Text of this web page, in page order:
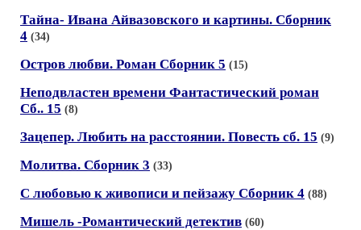
Тайна- Ивана Айвазовского и картины. Сборник
4 (34)
Остров любви. Роман Сборник 5 (15)
Неподвластен времени Фантастический роман
Сб.. 15 (8)
Зацепер. Любить на расстоянии. Повесть сб. 15 (9)
Молитва. Сборник 3 (33)
С любовью к живописи и пейзажу Сборник 4 (88)
Мишель -Романтический детектив (60)